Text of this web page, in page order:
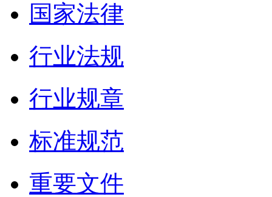
国家法律
行业法规
行业规章
标准规范
重要文件